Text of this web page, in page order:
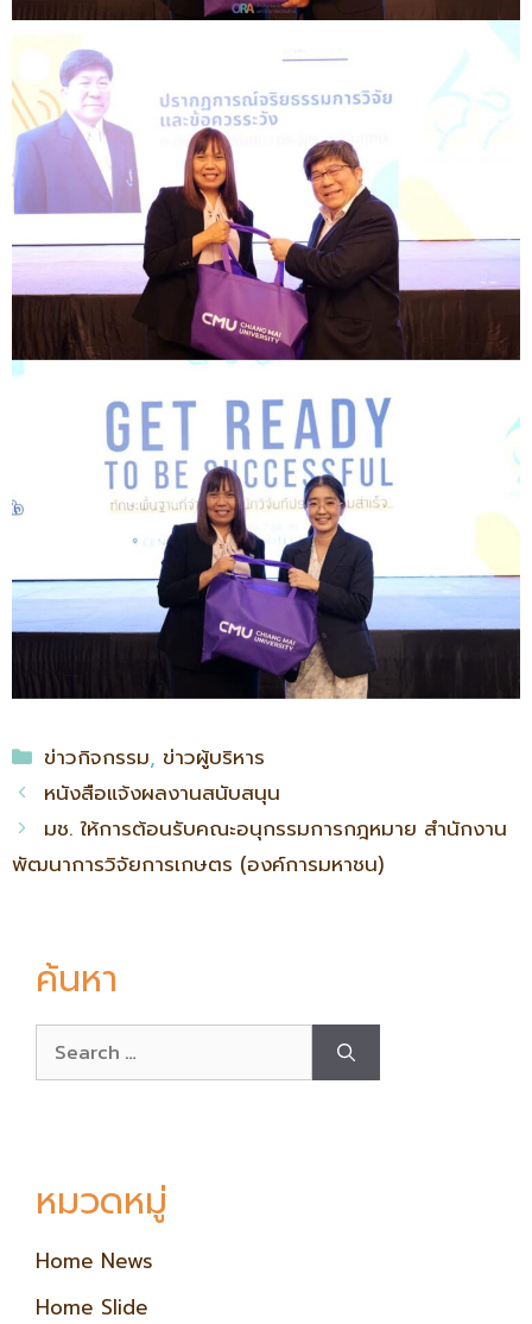
ข่าวกิจกรรม, ข่าวผู้บริหาร
หนังสือแจ้งผลงานสนับสนุน
มช. ให้การต้อนรับคณะอนุกรรมการกฎหมาย สำนักงาน
พัฒนาการวิจัยการเกษตร (องค์การมหาชน)
ค้นหา
หมวดหมู่
Home News
Home Slide